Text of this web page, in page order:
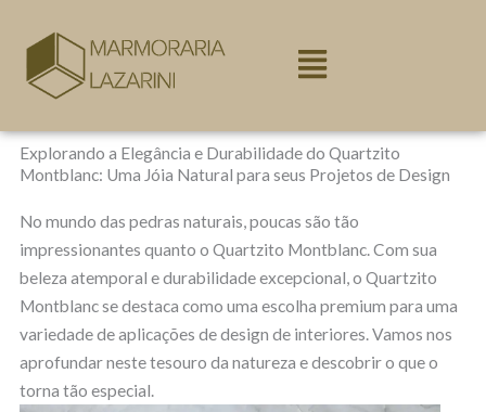
para
conteúdo
Explorando a Elegância e Durabilidade do Quartzito
Montblanc: Uma Jóia Natural para seus Projetos de Design
No mundo das pedras naturais, poucas são tão
impressionantes quanto o Quartzito Montblanc. Com sua
beleza atemporal e durabilidade excepcional, o Quartzito
Montblanc se destaca como uma escolha premium para uma
variedade de aplicações de design de interiores. Vamos nos
aprofundar neste tesouro da natureza e descobrir o que o
torna tão especial.